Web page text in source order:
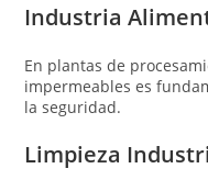
Industria
En plantas de
impermeables es
la seguridad.
Limpieza